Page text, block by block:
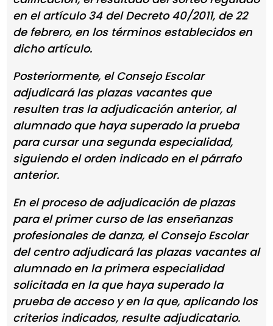
en el artículo 34 del Decreto 40/2011, de 22
de febrero, en los términos establecidos en
dicho artículo.
Posteriormente, el Consejo Escolar
adjudicará las plazas vacantes que
resulten tras la adjudicación anterior, al
alumnado que haya superado la prueba
para cursar una segunda especialidad,
siguiendo el orden indicado en el párrafo
anterior.
En el proceso de adjudicación de plazas
para el primer curso de las enseñanzas
profesionales de danza, el Consejo Escolar
del centro adjudicará las plazas vacantes al
alumnado en la primera especialidad
solicitada en la que haya superado la
prueba de acceso y en la que, aplicando los
criterios indicados, resulte adjudicatario.